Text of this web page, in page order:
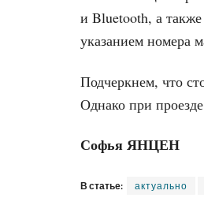
и Bluetooth, а
указанием номера
Подчеркнем, что
Однако при
Софья ЯНЦЕН
В статье: актуально